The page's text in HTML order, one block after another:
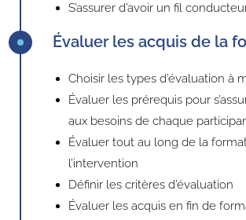
S’assurer d’avoir un fil
Évaluer les acquis de la
Choisir les types d’évaluation
Évaluer les prérequis pour
aux besoins de chaque
Évaluer tout au long de la
l’intervention
Définir les critères d’évaluation
Évaluer les acquis en fin de